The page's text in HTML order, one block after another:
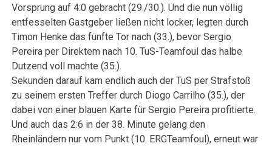
Vorsprung auf 4:0 gebracht (29./30.). Und die nun völlig
entfesselten Gastgeber ließen nicht locker, legten durch
Timon Henke das fünfte Tor nach (33.), bevor Sergio
Pereira per Direktem nach 10. TuS-Teamfoul das halbe
Dutzend voll machte (35.).
Sekunden darauf kam endlich auch der TuS per Strafstoß
zu seinem ersten Treffer durch Diogo Carrilho (35.), der
dabei von einer blauen Karte für Sergio Pereira profitierte.
Und auch das 2:6 in der 38. Minute gelang den
Rheinländern nur vom Punkt (10. ERGTeamfoul), erneut war